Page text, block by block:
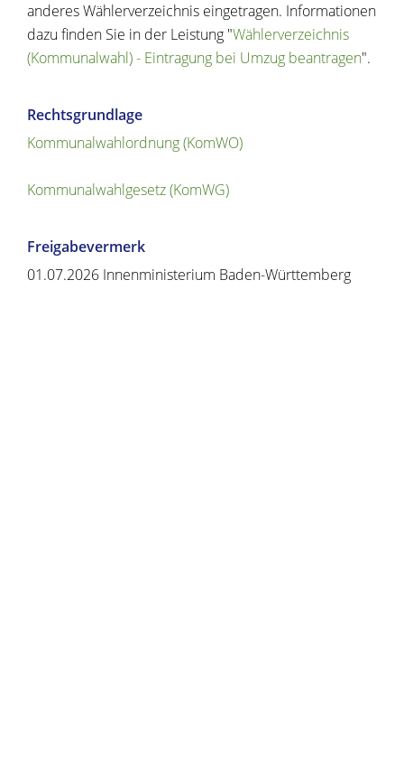
anderes Wählerverzeichnis eingetragen. Informationen
dazu finden Sie in der Leistung "Wählerverzeichnis
(Kommunalwahl) - Eintragung bei Umzug beantragen".
Rechtsgrundlage
Kommunalwahlordnung (KomWO)
Kommunalwahlgesetz (KomWG)
Freigabevermerk
01.07.2026 Innenministerium Baden-Württemberg